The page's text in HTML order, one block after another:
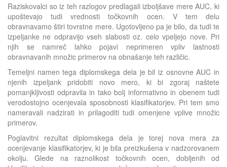
Raziskovalci so iz teh razlogov predlagali izboljšave mere AUC, ki
upoštevajo tudi vrednosti točkovnih ocen. V tem delu
obravnavamo štiri tovrstne mere. Ugotovljeno pa je bilo, da tudi te
izpeljanke ne odpravijo vseh slabosti oz. celo vpeljejo nove. Pri
njih se namreč lahko pojavi neprimeren vpliv lastnosti
obravnavanih množic primerov na obnašanje teh različic.
Temeljni namen tega diplomskega dela je bil iz osnovne AUC in
njenih izpeljank pridobiti novo mero, ki bi zgoraj naštete
pomanjkljivosti odpravila in tako bolj informativno in obenem tudi
verodostojno ocenjevala sposobnosti klasifikatorjev. Pri tem smo
nameravali nadzirati in prilagoditi tudi omenjene vplive množic
primerov.
Poglavitni rezultat diplomskega dela je torej nova mera za
ocenjevanje klasifikatorjev, ki je bila preizkušena v nadzorovanem
okolju. Glede na raznolikost točkovnih ocen, dobljenih od